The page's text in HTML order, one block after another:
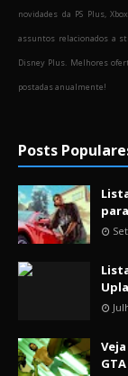
novidades da PS Plus,
assuntos relacionados a
Disney Plus. Melhores
postadas anualmente!
Posts